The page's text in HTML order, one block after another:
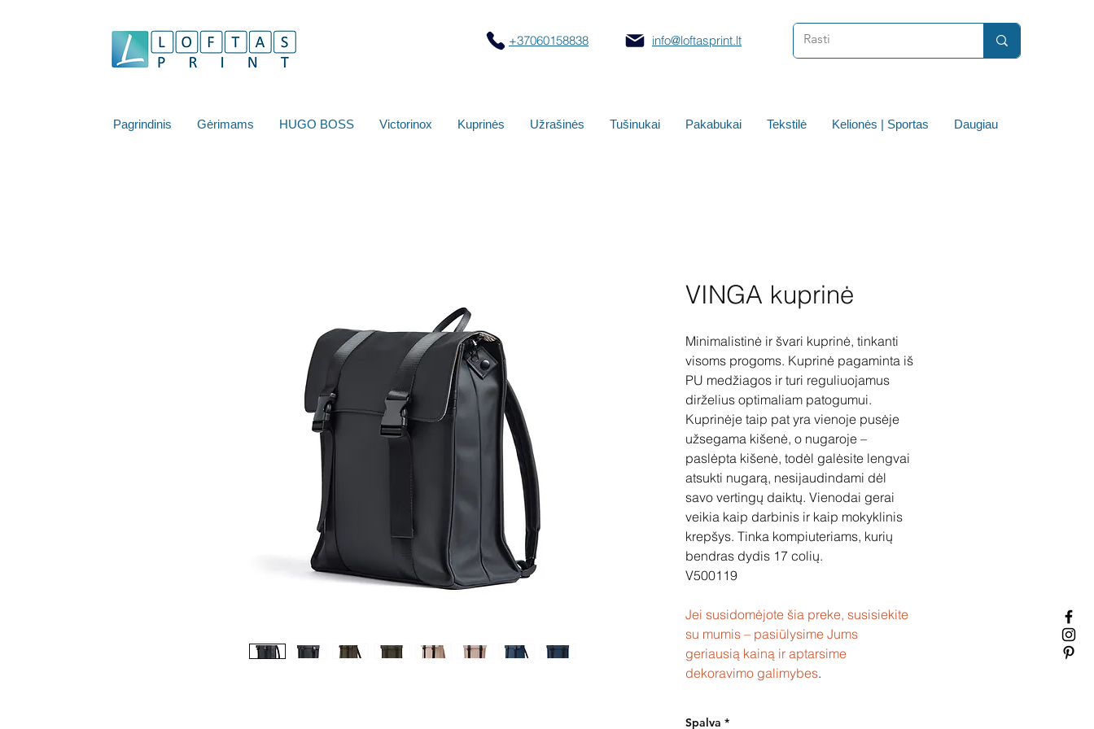
+37060158838 info@loftasprint.lt
Pagrindinis Gėrimams HUGO BOSS Victorinox Kuprinės Užrašinės Tušinukai Pakabukai Tekstilė Kelionės | Sportas Daugiau
VINGA kuprinė
Minimalistinė ir švari kuprinė, tinkanti
visoms progoms. Kuprinė pagaminta iš
PU medžiagos ir turi reguliuojamus
dirželius optimaliam patogumui.
Kuprinėje taip pat yra vienoje pusėje
užsegama kišenė, o nugaroje –
paslėpta kišenė, todėl galėsite lengvai
atsukti nugarą, nesijaudindami dėl
savo vertingų daiktų. Vienodai gerai
veikia kaip darbinis ir kaip mokyklinis
krepšys. Tinka kompiuteriams, kurių
bendras dydis 17 colių.
V500119
Jei susidomėjote šia preke, susisiekite
su mumis – pasiūlysime Jums
geriausią kainą ir aptarsime
dekoravimo galimybes.
Spalva *